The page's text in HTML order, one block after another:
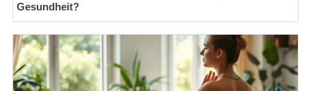
Gesundheit?